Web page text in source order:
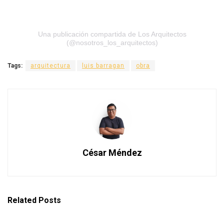
Una publicación compartida de Los Arquitectos
(@nosotros_los_arquitectos)
Tags: arquitectura luis barragan obra
César Méndez
Related Posts